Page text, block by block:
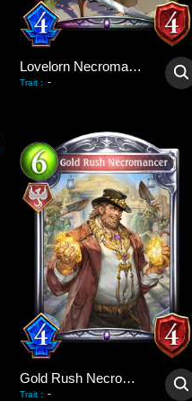
Lovelorn Necromancer
Trait : -
Gold Rush Necromancer
Trait : -